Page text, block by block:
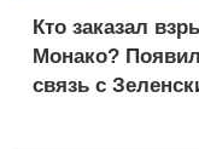
Кто заказал
Монако?
связь с